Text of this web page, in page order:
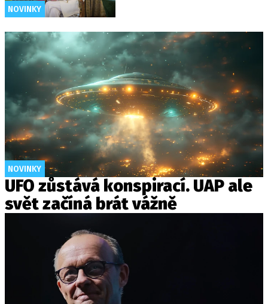
NOVINKY
NOVINKY
UFO zůstává konspirací. UAP ale
svět začíná brát vážně